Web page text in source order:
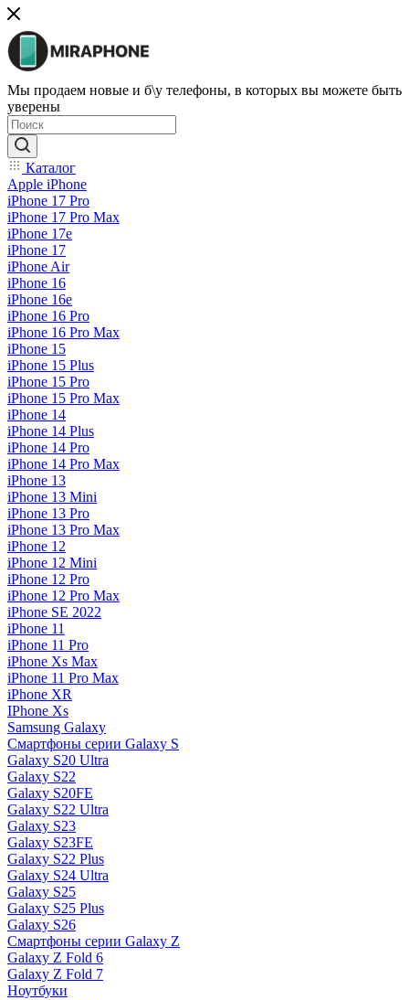
Мы продаем новые и б\у телефоны, в которых вы можете быть
уверены
Каталог
Apple iPhone
iPhone 17 Pro
iPhone 17 Pro Max
iPhone 17e
iPhone 17
iPhone Air
iPhone 16
iPhone 16e
iPhone 16 Pro
iPhone 16 Pro Max
iPhone 15
iPhone 15 Plus
iPhone 15 Pro
iPhone 15 Pro Max
iPhone 14
iPhone 14 Plus
iPhone 14 Pro
iPhone 14 Pro Max
iPhone 13
iPhone 13 Mini
iPhone 13 Pro
iPhone 13 Pro Max
iPhone 12
iPhone 12 Mini
iPhone 12 Pro
iPhone 12 Pro Max
iPhone SE 2022
iPhone 11
iPhone 11 Pro
iPhone Xs Max
iPhone 11 Pro Max
iPhone XR
IPhone Xs
Samsung Galaxy
Смартфоны серии Galaxy S
Galaxy S20 Ultra
Galaxy S22
Galaxy S20FE
Galaxy S22 Ultra
Galaxy S23
Galaxy S23FE
Galaxy S22 Plus
Galaxy S24 Ultra
Galaxy S25
Galaxy S25 Plus
Galaxy S26
Смартфоны серии Galaxy Z
Galaxy Z Fold 6
Galaxy Z Fold 7
Ноутбуки